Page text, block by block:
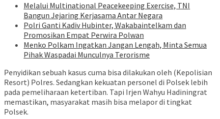
Melalui Multinational Peacekeeping Exercise, TNI
Bangun Jejaring Kerjasama Antar Negara
Polri Ganti Kadiv Hubinter, Wakabaintelkam dan
Promosikan Empat Perwira Polwan
Menko Polkam Ingatkan Jangan Lengah, Minta Semua
Pihak Waspadai Munculnya Terorisme
Penyidikan sebuah kasus cuma bisa dilakukan oleh (Kepolisian
Resort) Polres. Sedangkan kekuatan personel di Polsek lebih
pada pemeliharaan ketertiban. Tapi Irjen Wahyu Hadiningrat
memastikan, masyarakat masih bisa melapor di tingkat
Polsek.